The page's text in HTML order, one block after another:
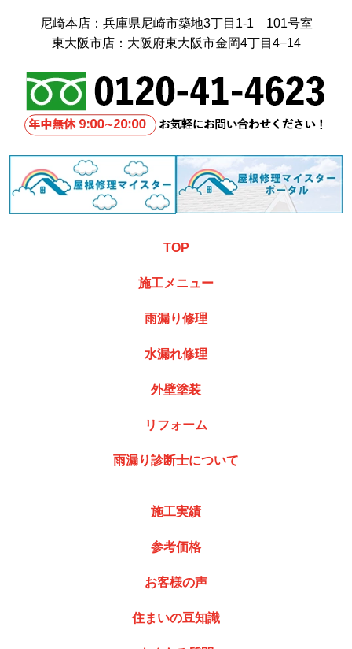
尼崎本店：兵庫県尼崎市築地3丁目1-1 101号室
東大阪市店：大阪府東大阪市金岡4丁目4−14
TOP
施工メニュー
雨漏り修理
水漏れ修理
外壁塗装
リフォーム
雨漏り診断士について
施工実績
参考価格
お客様の声
住まいの豆知識